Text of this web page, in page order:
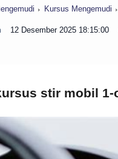
Kursus Mengemudi
12 Desember 2025 18:15:00
stir mobil 1-